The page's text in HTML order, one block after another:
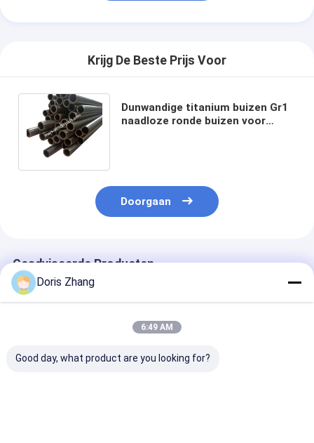
Krijg De Beste Prijs Voor
Dunwandige titanium buizen Gr1
naadloze ronde buizen voor
Doorgaan
Geadviseerde Producten
Doris Zhang
6:49 AM
Good day, what product are you looking for?